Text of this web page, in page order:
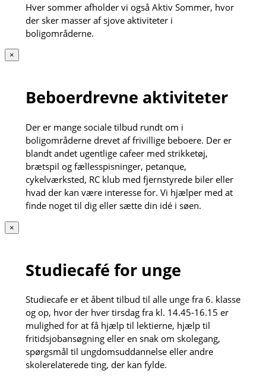
Hver sommer afholder vi også Aktiv Sommer, hvor
der sker masser af sjove aktiviteter i
boligområderne.
×
Beboerdrevne aktiviteter
Der er mange sociale tilbud rundt om i
boligområderne drevet af frivillige beboere. Der er
blandt andet ugentlige cafeer med strikketøj,
brætspil og fællesspisninger, petanque,
cykelværksted, RC klub med fjernstyrede biler eller
hvad der kan være interesse for. Vi hjælper med at
finde noget til dig eller sætte din idé i søen.
×
Studiecafé for unge
Studiecafe er et åbent tilbud til alle unge fra 6. klasse
og op, hvor der hver tirsdag fra kl. 14.45-16.15 er
mulighed for at få hjælp til lektierne, hjælp til
fritidsjobansøgning eller en snak om skolegang,
spørgsmål til ungdomsuddannelse eller andre
skolerelaterede ting, der kan fylde.